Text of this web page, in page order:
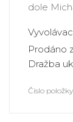
dole
Prodáno
Dražba
Číslo